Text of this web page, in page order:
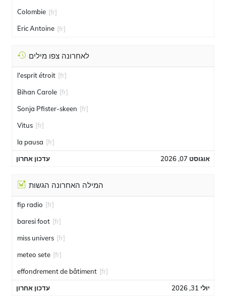
Colombie [fr]
Eric Antoine [fr]
לאחרונה צפו מילים
l'esprit étroit [fr]
Bihan Carole [fr]
Sonja Pfister-skeen [fr]
Vitus [fr]
la pausa [fr]
עדכון אחרון אוגוסט 07, 2026
המילה האחרונה הגשות
fip radio [fr]
baresi foot [fr]
miss univers [fr]
meteo sete [fr]
effondrement de bâtiment [fr]
עדכון אחרון יולי 31, 2026